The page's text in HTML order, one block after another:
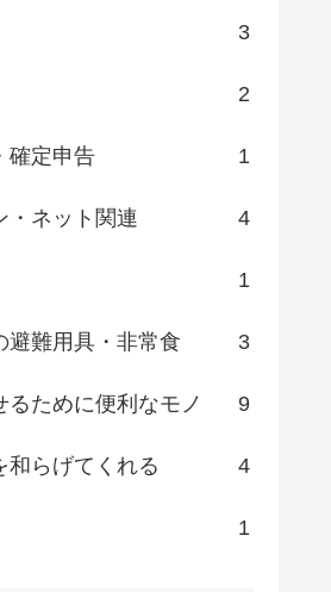
3
2
確定申告 1
・ネット関連 4
1
避難用具・非常食 3
るために便利なモノ 9
和らげてくれる 4
1